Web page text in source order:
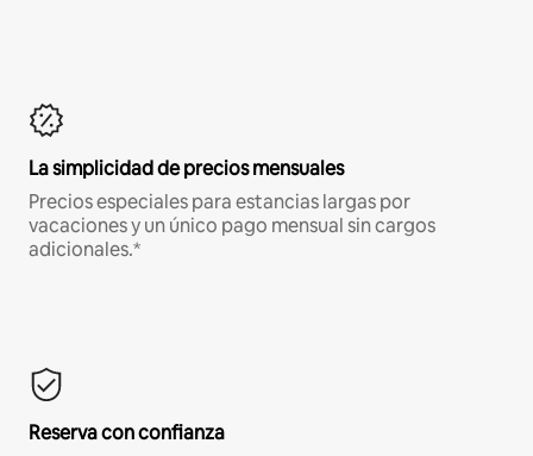
La simplicidad de precios mensuales
Precios especiales para estancias largas por
vacaciones y un único pago mensual sin cargos
adicionales.*
Reserva con confianza